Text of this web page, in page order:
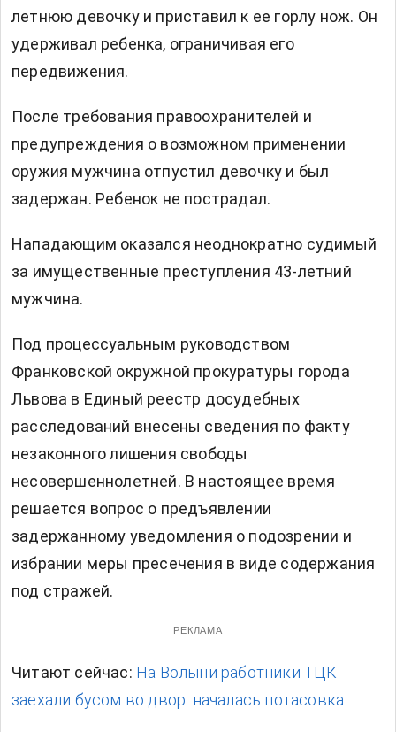
летнюю девочку и приставил к ее горлу нож. Он
удерживал ребенка, ограничивая его
передвижения.
После требования правоохранителей и
предупреждения о возможном применении
оружия мужчина отпустил девочку и был
задержан. Ребенок не пострадал.
Нападающим оказался неоднократно судимый
за имущественные преступления 43-летний
мужчина.
Под процессуальным руководством
Франковской окружной прокуратуры города
Львова в Единый реестр досудебных
расследований внесены сведения по факту
незаконного лишения свободы
несовершеннолетней. В настоящее время
решается вопрос о предъявлении
задержанному уведомления о подозрении и
избрании меры пресечения в виде содержания
под стражей.
РЕКЛАМА
Читают сейчас: На Волыни работники ТЦК
заехали бусом во двор: началась потасовка.